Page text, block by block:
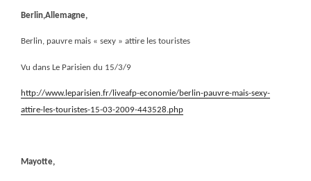
Berlin,Allemagne,
Berlin, pauvre mais « sexy » attire les touristes
Vu dans Le Parisien du 15/3/9
http://www.leparisien.fr/liveafp-economie/berlin-pauvre-mais-sexy-
attire-les-touristes-15-03-2009-443528.php
Mayotte,